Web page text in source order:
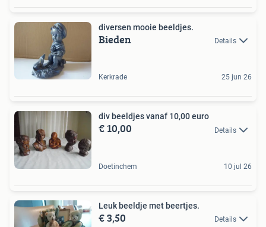
diversen mooie beeldjes.
Bieden Details
Kerkrade 25 jun 26
div beeldjes vanaf 10,00 euro
€ 10,00 Details
Doetinchem 10 jul 26
Leuk beeldje met beertjes.
€ 3,50 Details